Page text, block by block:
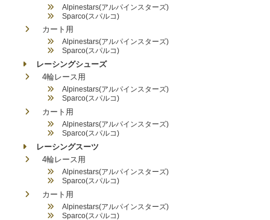
Alpinestars(アルパインスターズ)
Sparco(スパルコ)
カート用
Alpinestars(アルパインスターズ)
Sparco(スパルコ)
レーシングシューズ
4輪レース用
Alpinestars(アルパインスターズ)
Sparco(スパルコ)
カート用
Alpinestars(アルパインスターズ)
Sparco(スパルコ)
レーシングスーツ
4輪レース用
Alpinestars(アルパインスターズ)
Sparco(スパルコ)
カート用
Alpinestars(アルパインスターズ)
Sparco(スパルコ)